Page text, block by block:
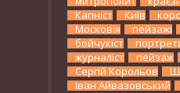
Капніст
Київ
Московія
пейзажі
бойчукіст
журналіст
пейзаж
Сергій Корольов
Іван Айвазовський